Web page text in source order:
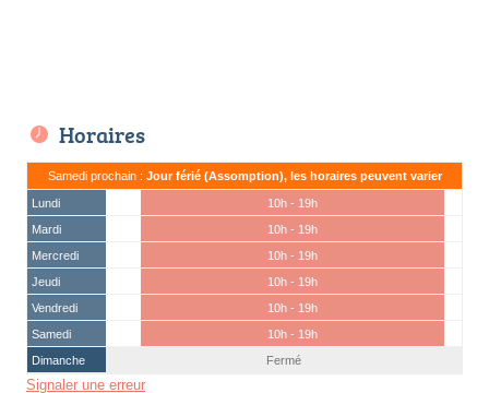
Horaires
Samedi prochain : Jour férié (Assomption), les horaires peuvent varier
Lundi
10h - 19h
Mardi
10h - 19h
Mercredi
10h - 19h
Jeudi
10h - 19h
Vendredi
10h - 19h
Samedi
10h - 19h
Dimanche
Fermé
Signaler une erreur